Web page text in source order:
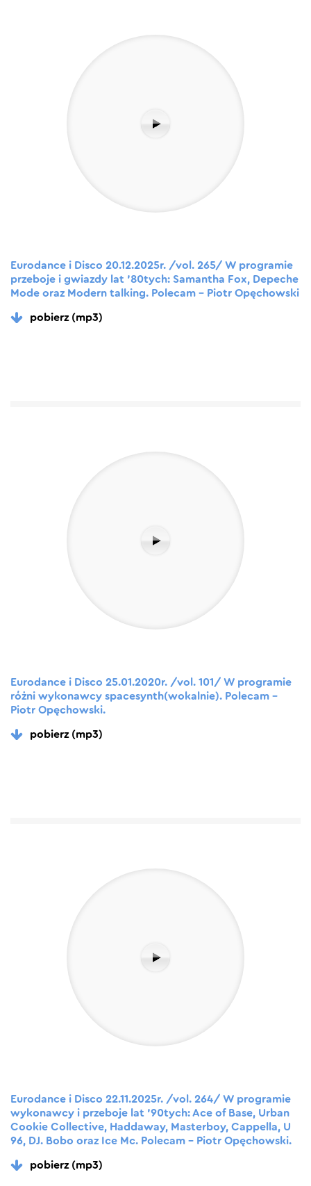
Eurodance i Disco 20.12.2025r. /vol. 265/ W programie
przeboje i gwiazdy lat ’80tych: Samantha Fox, Depeche
Mode oraz Modern talking. Polecam – Piotr Opęchowski
pobierz (mp3)
Eurodance i Disco 25.01.2020r. /vol. 101/ W programie
różni wykonawcy spacesynth(wokalnie). Polecam –
Piotr Opęchowski.
pobierz (mp3)
Eurodance i Disco 22.11.2025r. /vol. 264/ W programie
wykonawcy i przeboje lat ’90tych: Ace of Base, Urban
Cookie Collective, Haddaway, Masterboy, Cappella, U
96, DJ. Bobo oraz Ice Mc. Polecam – Piotr Opęchowski.
pobierz (mp3)